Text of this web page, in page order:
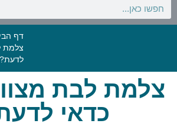
דף
צלמת
לדעת?
צלמת לבת
כדאי